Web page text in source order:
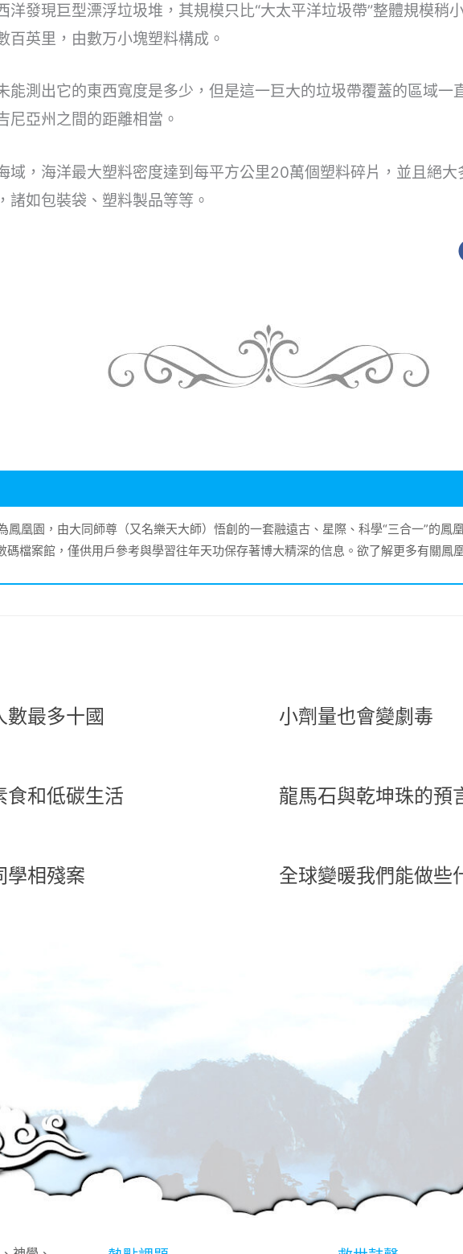
洋發現巨型漂浮垃圾堆，其規模只比“大太平洋垃圾帶”整體規模稍
百英里，由數万小塊塑料構成。
能測出它的東西寬度是多少，但是這一巨大的垃圾帶覆蓋的區域
尼亞州之間的距離相當。
域，海洋最大塑料密度達到每平方公里20萬個塑料碎片，並且絕
諸如包裝袋、塑料製品等等。
鳳凰園，由大同師尊（又名樂天大師）悟創的一套融遠古、星際、科學“三合一”的鳳
碼檔案館，僅供用戶參考與學習往年天功保存著博大精深的信息。欲了解更多有關鳳
數最多十國 小劑量也會變劇毒
食和低碳生活 龍馬石與乾坤珠的預
學相殘案 全球變暖我們能做些